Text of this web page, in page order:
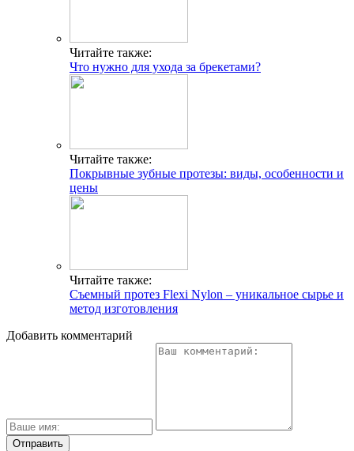
Читайте также:
Что нужно для ухода за брекетами?
Читайте также:
Покрывные зубные протезы: виды, особенности и
цены
Читайте также:
Съемный протез Flexi Nylon – уникальное сырье и
метод изготовления
Добавить комментарий